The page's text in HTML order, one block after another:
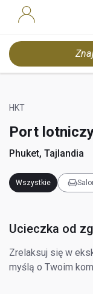
HKT
Port
Phuket, Tajlandia
Wszystkie
Ucieczka od
Zrelaksuj się w
myślą o Twoim